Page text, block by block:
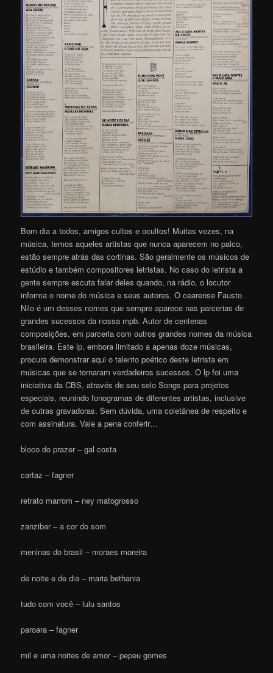
Bom dia a todos, amigos cultos e ocultos! Muitas vezes, na
música, temos aqueles artistas que nunca aparecem no palco,
estão sempre atrás das cortinas. São geralmente os músicos de
estúdio e também compositores letristas. No caso do letrista a
gente sempre escuta falar deles quando, na rádio, o locutor
informa o nome do música e seus autores. O cearense Fausto
Nilo é um desses nomes que sempre aparece nas parcerias de
grandes sucessos da nossa mpb. Autor de centenas
composições, em parceria com outros grandes nomes da música
brasileira. Este lp, embora limitado a apenas doze músicas,
procura demonstrar aqui o talento poético deste letrista em
músicas que se tornaram verdadeiros sucessos. O lp foi uma
iniciativa da CBS, através de seu selo Songs para projetos
especiais, reunindo fonogramas de diferentes artistas, inclusive
de outras gravadoras. Sem dúvida, uma coletânea de respeito e
com assinatura. Vale a pena conferir…
bloco do prazer – gal costa
cartaz – fagner
retrato marrom – ney matogrosso
zanzibar – a cor do som
meninas do brasil – moraes moreira
de noite e de dia – maria bethania
tudo com você – lulu santos
paroara – fagner
mil e uma noites de amor – pepeu gomes